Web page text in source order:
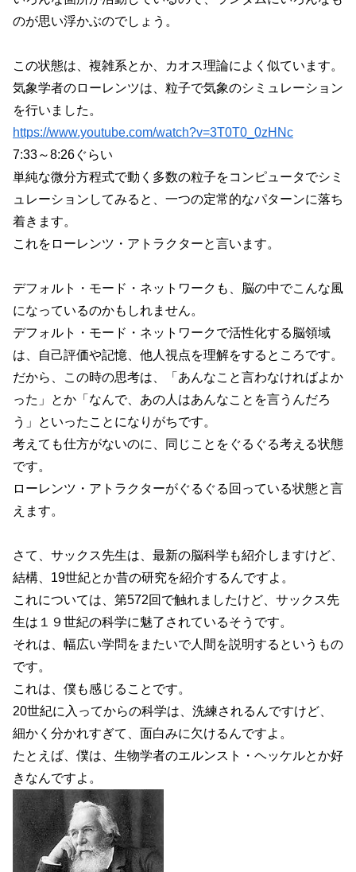
のが思い浮かぶのでしょう。
この状態は、複雑系とか、カオス理論によく似ています。
気象学者のローレンツは、粒子で気象のシミュレーション
を行いました。
https://www.youtube.com/watch?v=3T0T0_0zHNc
7:33～8:26ぐらい
単純な微分方程式で動く多数の粒子をコンピュータでシミ
ュレーションしてみると、一つの定常的なパターンに落ち
着きます。
これをローレンツ・アトラクターと言います。
デフォルト・モード・ネットワークも、脳の中でこんな風
になっているのかもしれません。
デフォルト・モード・ネットワークで活性化する脳領域
は、自己評価や記憶、他人視点を理解をするところです。
だから、この時の思考は、「あんなこと言わなければよか
った」とか「なんで、あの人はあんなことを言うんだろ
う」といったことになりがちです。
考えても仕方がないのに、同じことをぐるぐる考える状態
です。
ローレンツ・アトラクターがぐるぐる回っている状態と言
えます。
さて、サックス先生は、最新の脳科学も紹介しますけど、
結構、19世紀とか昔の研究を紹介するんですよ。
これについては、第572回で触れましたけど、サックス先
生は１９世紀の科学に魅了されているそうです。
それは、幅広い学問をまたいで人間を説明するというもの
です。
これは、僕も感じることです。
20世紀に入ってからの科学は、洗練されるんですけど、
細かく分かれすぎて、面白みに欠けるんですよ。
たとえば、僕は、生物学者のエルンスト・ヘッケルとか好
きなんですよ。